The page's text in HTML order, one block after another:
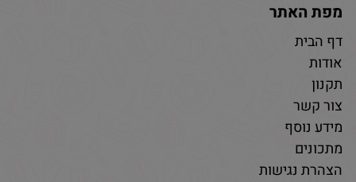
מפת האתר
דף הבית
אודות
תקנון
צור קשר
מידע נוסף
מתכונים
הצהרת נגישות